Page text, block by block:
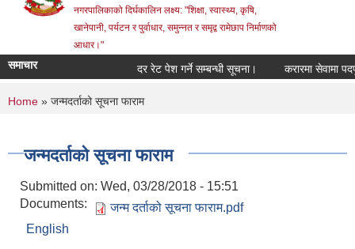
नगरपालिकाको दिर्घकालिन लक्ष्य: "शिक्षा, स्वास्थ्य, कृषि,
खानेपानी, पर्यटन र पुर्वाधार, समुन्नत र समृद्व रामेछाप निर्माणको
आधार।"
समाचार दर रेट पेश गर्ने सम्बन्धी सूचना। करारमा सेवामा पदपूर्ति
You are here
Home » जन्मदर्ताको सूचना फाराम
जन्मदर्ताको सूचना फाराम
Submitted on: Wed, 03/28/2018 - 15:51
Documents:
जन्म दर्ताको सूचना फाराम.pdf
English